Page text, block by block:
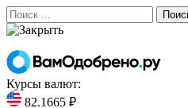
Курсы валют:
82.1665 ₽